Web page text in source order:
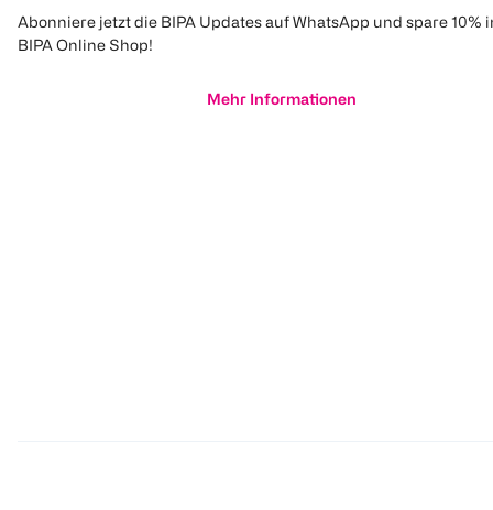
Abonniere jetzt die BIPA Updates auf WhatsApp und spare 10%
BIPA Online Shop!
Mehr Informationen